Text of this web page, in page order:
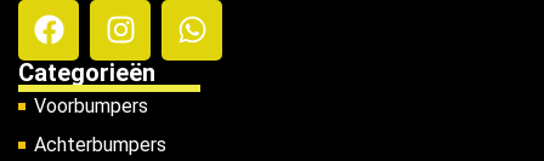
Categorieën
Voorbumpers
Achterbumpers